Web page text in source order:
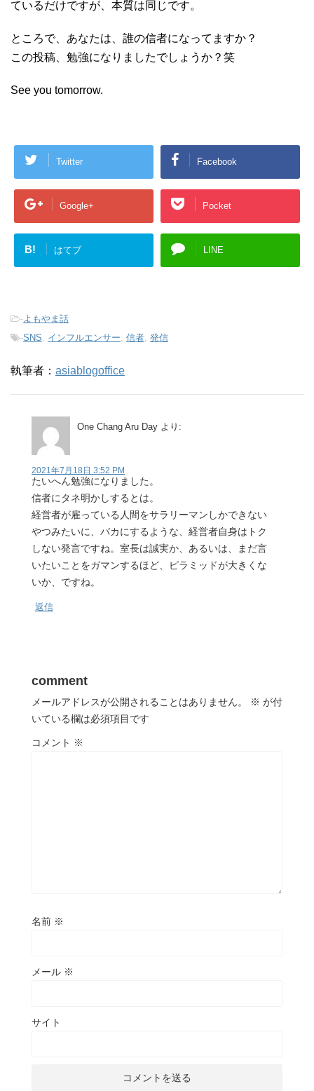
ているだけですが、本質は同じです。
ところで、あなたは、誰の信者になってますか？
この投稿、勉強になりましたでしょうか？笑
See you tomorrow.
Twitter Facebook
Google+ Pocket
B! はてブ LINE
-よもやま話
-SNS インフルエンサー 信者 発信
執筆者： asiablogoffice
One Chang Aru Day より:
2021年7月18日 3:52 PM
たいへん勉強になりました。
信者にタネ明かしするとは。
経営者が雇っている人間をサラリーマンしかできない
やつみたいに、バカにするような、経営者自身はトク
しない発言ですね。室長は誠実か、あるいは、まだ言
いたいことをガマンするほど、ピラミッドが大きくな
いか、ですね。
返信
comment
メールアドレスが公開されることはありません。 ※ が付
いている欄は必須項目です
コメント ※
名前 ※
メール ※
サイト